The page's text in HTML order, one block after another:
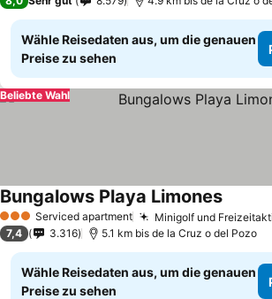
Wähle Reisedaten aus, um die genauen
Preise zu sehen
Beliebte Wahl
3 SterneServiced apartment Minigolf und
Bungalows Playa Limones
7,4 3.316 5.1 km bis de la Cruz o del Pozo
Wähle Reisedaten aus, um die genauen
Preise zu sehen